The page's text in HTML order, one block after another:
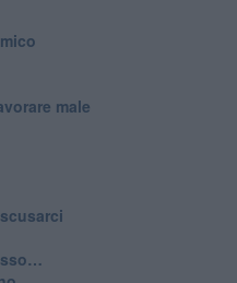
male